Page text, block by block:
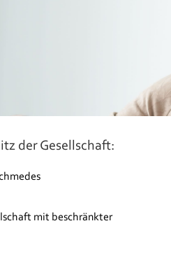
der Gesellschaft:
mit beschränkter